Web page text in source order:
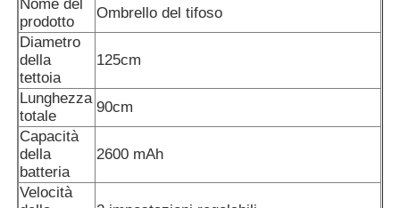
Nome del
prodotto
Ombrello del tifoso
Diametro
della
tettoia
125cm
Lunghezza
totale
90cm
Capacità
della
batteria
2600 mAh
Velocità